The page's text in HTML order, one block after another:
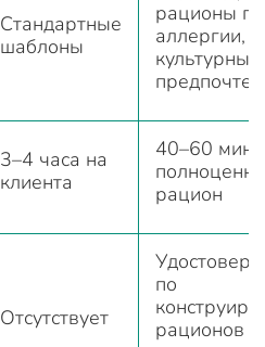
Стандартные
шаблоны
рационы
аллергии,
культурные
3–4 часа на
клиента
40–60
рацион
Отсутствует
по
рационов